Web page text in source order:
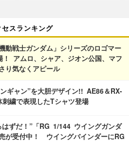
セスランキング
動戦士ガンダム」シリーズのロゴマー
！ アムロ、シャア、ジオン公国、マフ
り気なくアピール
ンギャン”を大胆デザイン!! AE86＆RX-
刺繍で表現したTシャツ登場
はずだ！”「RG 1/144 ウイングガンダ
が受付中！ ウイングバインダーにRG